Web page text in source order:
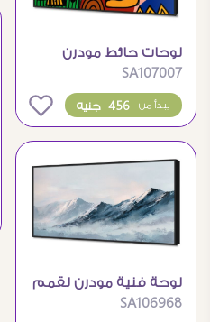
لوحات حائط مودرن
بتصميم وجوه تجريدية
ملونة
SA107007
456 جنيه يبدأ من 0
لوحة فنية مودرن لقمم
الجبال الثلجية
SA106968